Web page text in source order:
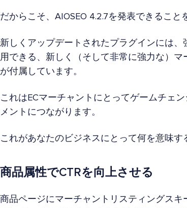
だからこそ、AIOSEO 4.2.7を発表できること
新しくアップデートされたプラグインには
用できる、新しく（そして非常に強力な）
が付属しています。
これはECマーチャントにとってゲームチェ
メントにつながります。
これがあなたのビジネスにとって何を意味す
商品属性でCTRを向上させる
商品ページにマーチャントリスティングス